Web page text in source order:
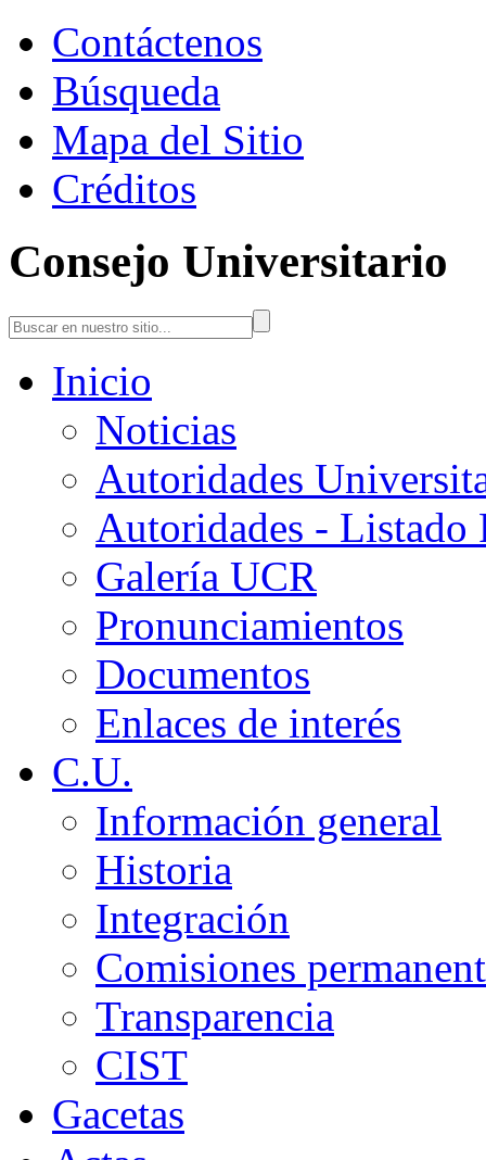
Contáctenos
Búsqueda
Mapa del Sitio
Créditos
Consejo Universitario
Inicio
Noticias
Autoridades
Autoridades - Listado
Galería UCR
Pronunciamientos
Documentos
Enlaces de interés
C.U.
Información general
Historia
Integración
Comisiones
Transparencia
CIST
Gacetas